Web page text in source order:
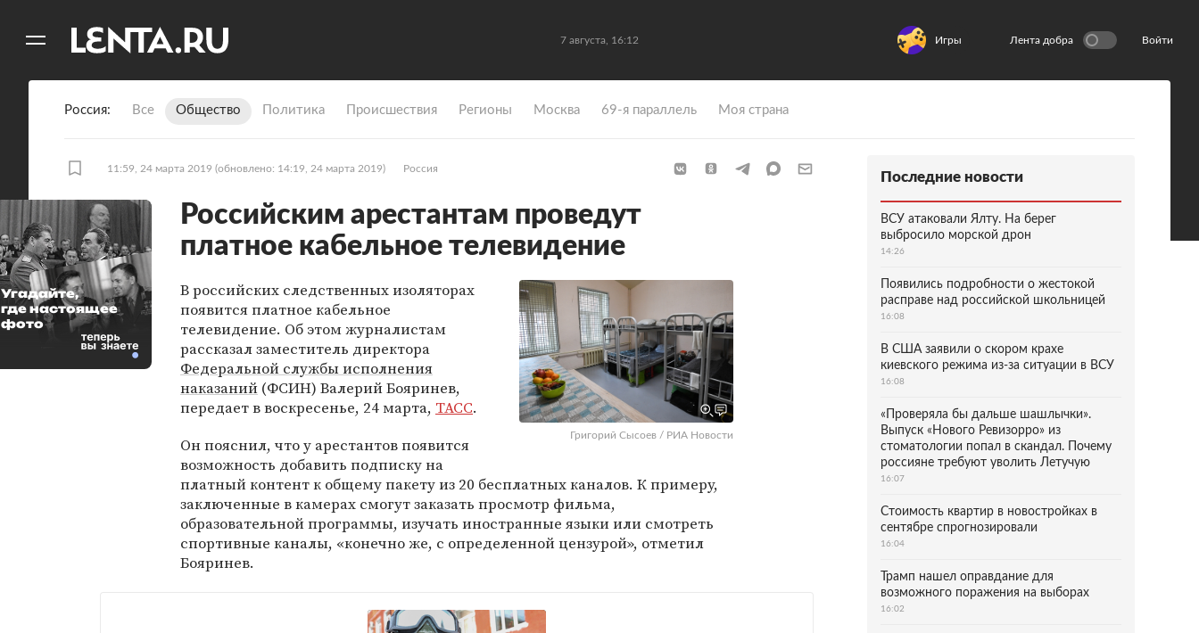
7 августа, 16:12 Игры Лента добра Войти
Россия Все Общество Политика Происшествия Регионы Москва 69-я параллель Моя страна
11:59, 24 марта 2019 (обновлено: 14:19, 24 марта 2019) Россия
Российским арестантам проведут
платное кабельное телевидение
Григорий Сысоев / РИА Новости
В российских следственных изоляторах
появится платное кабельное
телевидение. Об этом журналистам
рассказал заместитель директора
Федеральной службы исполнения
наказаний (ФСИН) Валерий Бояринев,
передает в воскресенье, 24 марта, ТАСС.
Он пояснил, что у арестантов появится
возможность добавить подписку на
платный контент к общему пакету из 20 бесплатных каналов. К примеру,
заключенные в камерах смогут заказать просмотр фильма,
образовательной программы, изучать иностранные языки или смотреть
спортивные каналы, «конечно же, с определенной цензурой», отметил
Бояринев.
Угадайте,
где настоящее
фото
Последние новости
ВСУ атаковали Ялту. На берег
выбросило морской дрон
14:26
Появились подробности о жестокой
расправе над российской школьницей
16:08
В США заявили о скором крахе
киевского режима из-за ситуации в ВСУ
16:08
«Проверяла бы дальше шашлычки».
Выпуск «Нового Ревизорро» из
стоматологии попал в скандал. Почему
россияне требуют уволить Летучую
16:07
Стоимость квартир в новостройках в
сентябре спрогнозировали
16:04
Трамп нашел оправдание для
возможного поражения на выборах
16:02